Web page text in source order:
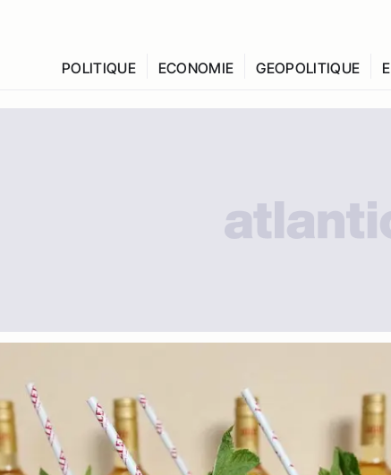
POLITIQUE ECONOMIE GEOPOLITIQUE